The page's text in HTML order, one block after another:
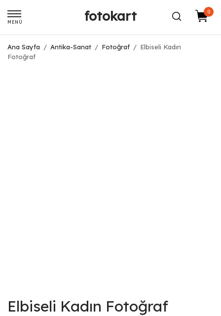
MENÜ fotokart 0
Ana Sayfa / Antika-Sanat / Fotoğraf / Elbiseli Kadın
Fotoğraf
Elbiseli Kadın Fotoğraf